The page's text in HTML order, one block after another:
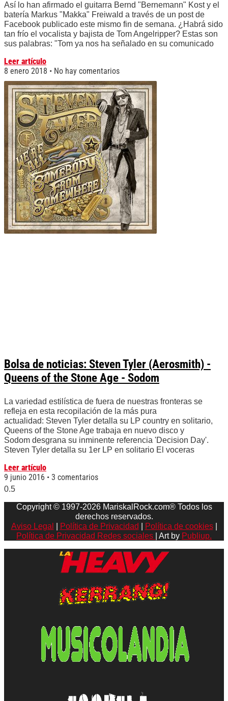
Así lo han afirmado el guitarra Bernd "Bernemann" Kost y el
batería Markus "Makka" Freiwald a través de un post de
Facebook publicado este mismo fin de semana. ¿Habrá sido
tan frío el vocalista y bajista de Tom Angelripper? Estas son
sus palabras: "Tom ya nos ha señalado en su comunicado
Leer artículo
8 enero 2018
No hay comentarios
Bolsa de noticias: Steven Tyler (Aerosmith) -
Queens of the Stone Age - Sodom
La variedad estilística de fuera de nuestras fronteras se
refleja en esta recopilación de la más pura
actualidad: Steven Tyler detalla su LP country en solitario,
Queens of the Stone Age trabaja en nuevo disco y
Sodom desgrana su inminente referencia 'Decision Day'.
Steven Tyler detalla su 1er LP en solitario El voceras
Leer artículo
9 junio 2016
3 comentarios
Copyright © 1997-2026 MariskalRock.com® Todos los
derechos reservados.
Aviso Legal
Política de Privacidad Política de cookies|
Política de Privacidad Redes sociales
| Art by Publiup.